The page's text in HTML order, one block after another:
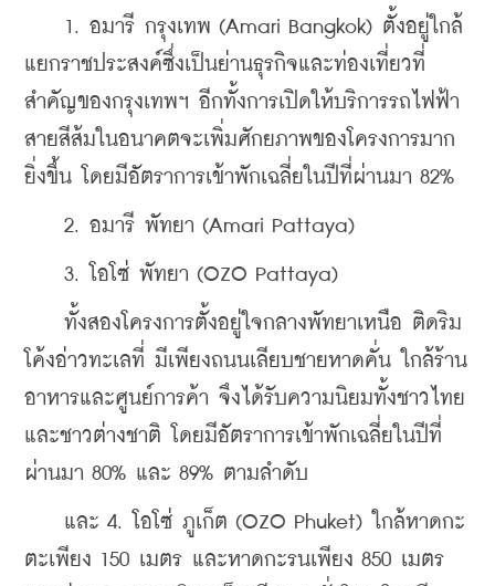
1. อมารี กรุงเทพ (Amari Bangkok) ตั้งอยู่ใกล้
แยกราชประสงค์ซึ่งเป็นย่านธุรกิจและท่องเที่ยวที่
สำคัญของกรุงเทพฯ อีกทั้งการเปิดให้บริการรถไฟฟ้า
สายสีส้มในอนาคตจะเพิ่มศักยภาพของโครงการมาก
ยิ่งขึ้น โดยมีอัตราการเข้าพักเฉลี่ยในปีที่ผ่านมา 82%
2. อมารี พัทยา (Amari Pattaya)
3. โอโซ่ พัทยา (OZO Pattaya)
ทั้งสองโครงการตั้งอยู่ใจกลางพัทยาเหนือ ติดริม
โค้งอ่าวทะเลที่ มีเพียงถนนเลียบชายหาดคั่น ใกล้ร้าน
อาหารและศูนย์การค้า จึงได้รับความนิยมทั้งชาวไทย
และชาวต่างชาติ โดยมีอัตราการเข้าพักเฉลี่ยในปีที่
ผ่านมา 80% และ 89% ตามลำดับ
และ 4. โอโซ่ ภูเก็ต (OZO Phuket) ใกล้หาดกะ
ตะเพียง 150 เมตร และหาดกะรนเพียง 850 เมตร